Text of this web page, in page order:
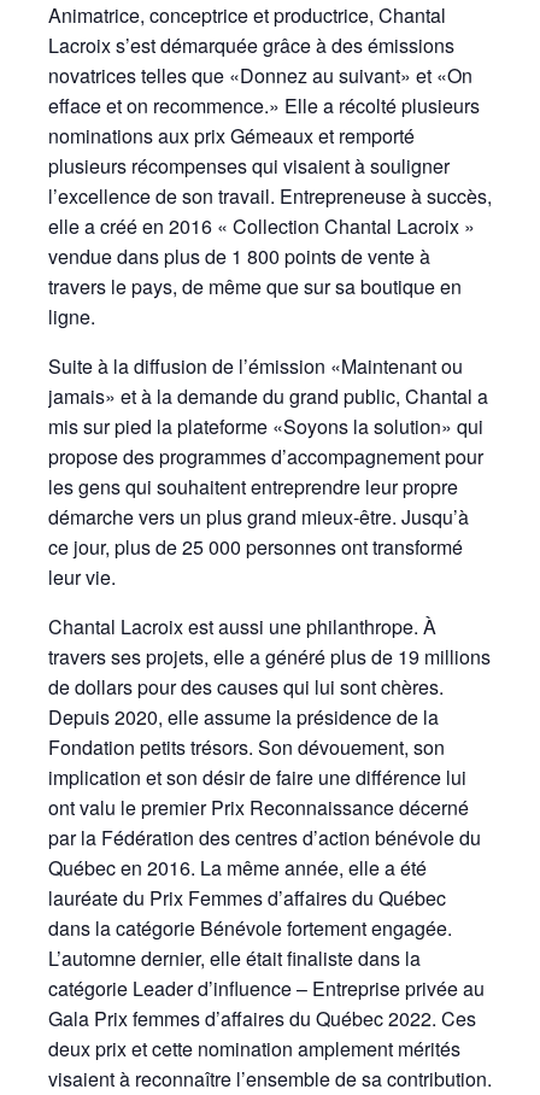
Animatrice, conceptrice et productrice, Chantal
Lacroix s’est démarquée grâce à des émissions
novatrices telles que «Donnez au suivant» et «On
efface et on recommence.» Elle a récolté plusieurs
nominations aux prix Gémeaux et remporté
plusieurs récompenses qui visaient à souligner
l’excellence de son travail. Entrepreneuse à succès,
elle a créé en 2016 « Collection Chantal Lacroix »
vendue dans plus de 1 800 points de vente à
travers le pays, de même que sur sa boutique en
ligne.
Suite à la diffusion de l’émission «Maintenant ou
jamais» et à la demande du grand public, Chantal a
mis sur pied la plateforme «Soyons la solution» qui
propose des programmes d’accompagnement pour
les gens qui souhaitent entreprendre leur propre
démarche vers un plus grand mieux-être. Jusqu’à
ce jour, plus de 25 000 personnes ont transformé
leur vie.
Chantal Lacroix est aussi une philanthrope. À
travers ses projets, elle a généré plus de 19 millions
de dollars pour des causes qui lui sont chères.
Depuis 2020, elle assume la présidence de la
Fondation petits trésors. Son dévouement, son
implication et son désir de faire une différence lui
ont valu le premier Prix Reconnaissance décerné
par la Fédération des centres d’action bénévole du
Québec en 2016. La même année, elle a été
lauréate du Prix Femmes d’affaires du Québec
dans la catégorie Bénévole fortement engagée.
L’automne dernier, elle était finaliste dans la
catégorie Leader d’influence – Entreprise privée au
Gala Prix femmes d’affaires du Québec 2022. Ces
deux prix et cette nomination amplement mérités
visaient à reconnaître l’ensemble de sa contribution.